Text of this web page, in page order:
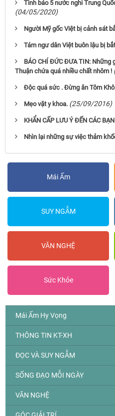
Tình báo 5 nước nghi Trung
(04/05/2020)
Người Mỹ gốc Việt bị cảnh sát
Tám ngư dân Việt buôn lậu bị
BÁO CHÍ ĐỨC ĐƯA TIN: Những
Thuận chứa quá nhiều chất nhôm !
Độc quá sức . Đừng ăn Tôm
Mẹo vặt y khoa. (25/09/2016)
KHẨN CẤP LƯU Ý ĐẾN CÁC
Nhìn lại những sự việc thảm
Mái Ấm
SUY NGẪM
VĂN NGHỆ
Sức Khỏe
Mái Ấm Hy Vọng
THÔNG TIN KT-XH
ĐỌC VÀ SUY NGẪM
SỐNG ĐẠO MỖI NGÀY
VĂN NGHỆ